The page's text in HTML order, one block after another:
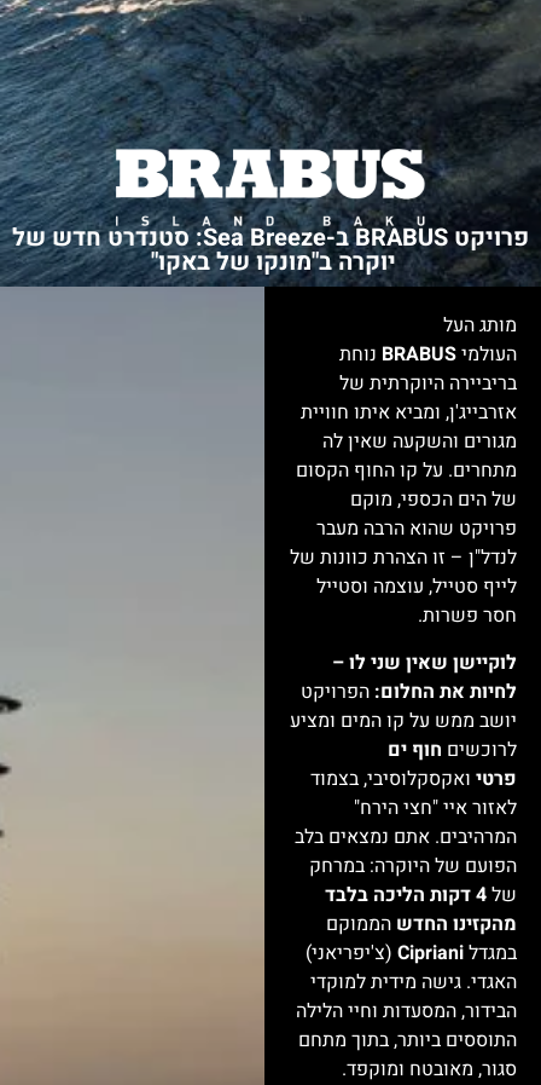
פרויקט BRABUS ב-Sea Breeze: סטנדרט חדש של
יוקרה ב"מונקו של באקו"
מותג העל
העולמיBRABUS נוחת
בריביירה היוקרתית של
אזרבייג'ן, ומביא איתו חוויית
מגורים והשקעה שאין לה
מתחרים. על קו החוף הקסום
של הים הכספי, מוקם
פרויקט שהוא הרבה מעבר
לנדל"ן – זו הצהרת כוונות של
לייף סטייל, עוצמה וסטייל
חסר פשרות.
לוקיישן שאין שני לו –
לחיות את החלום: הפרויקט
יושב ממש על קו המים ומציע
לרוכשים חוף ים
פרטי ואקסקלוסיבי, בצמוד
לאזור איי "חצי הירח"
המרהיבים. אתם נמצאים בלב
הפועם של היוקרה: במרחק
של
4 דקות הליכה בלבד
מהקזינו החדש הממוקם
במגדלCipriani (צ'יפריאני)
האגדי. גישה מידית למוקדי
הבידור, המסעדות וחיי הלילה
התוססים ביותר, בתוך מתחם
סגור, מאובטח ומוקפד.